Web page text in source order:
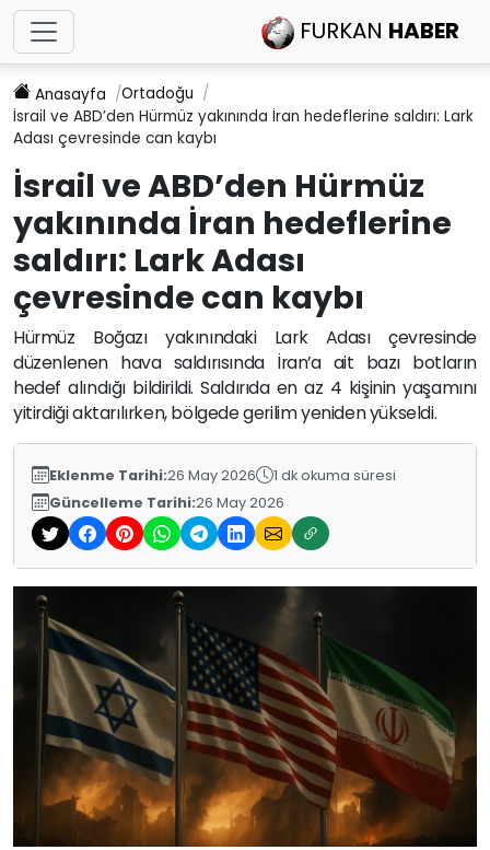
FURKAN HABER
Anasayfa
Ortadoğu
İsrail ve ABD’den Hürmüz yakınında İran hedeflerine saldırı: Lark
Adası çevresinde can kaybı
İsrail ve ABD’den Hürmüz
yakınında İran hedeflerine
saldırı: Lark Adası
çevresinde can kaybı
Hürmüz Boğazı yakınındaki Lark Adası çevresinde
düzenlenen hava saldırısında İran’a ait bazı botların
hedef alındığı bildirildi. Saldırıda en az 4 kişinin yaşamını
yitirdiği aktarılırken, bölgede gerilim yeniden yükseldi.
Eklenme Tarihi:26 May 2026
1 dk okuma süresi
Güncelleme Tarihi:26 May 2026